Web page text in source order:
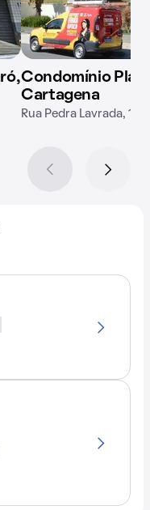
Condomínio
Cartagena
Rua Pedra Lavrada, 165